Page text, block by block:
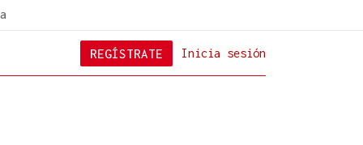
Inicia sesión
REGÍSTRATE